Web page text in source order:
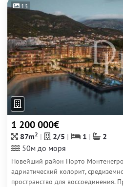
13
1 200 000€
87m2 2/5 1
2
50м до моря
Новейший район Порто
адриатический колорит,
пространство для воссоединения.